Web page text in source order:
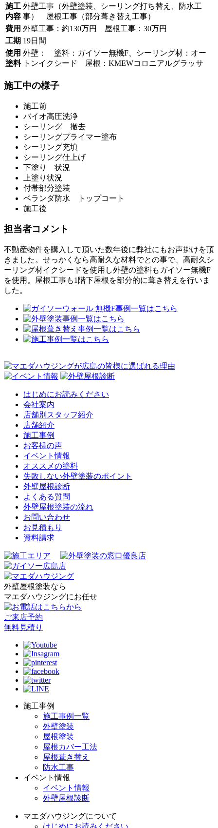
施工
内容
外壁工事（外壁塗装、シーリング打ち替え、防水工
事） 屋根工事（部分葺き替え工事）
費用 外壁工事：約130万円 屋根工事：30万円
工期 19日間
使用
塗料
外壁： 塗料：ガイソー無機F、シーリング材：オー
トンイクシード 屋根：KMEWコロニアルグラッサ
施工中の様子
施工前
バイオ高圧洗浄
シーリング 撤去
シーリングプライマー塗布
シーリング充填
シーリング仕上げ
下塗り 状況
上塗り状況
付帯部分塗装
ベランダ防水 トップコート
施工後
担当者コメント
不動産物件を購入して頂いた数年後に弊社にもお声掛けを頂
きました。せっかくなら高耐久な材料でとの事で、高耐久シ
ーリング材イクシードを使用し外壁の塗料もガイソー無機F
を使用。屋根工事も1階下屋根を部分的に葺き替えを行いま
した。
はじめにお読みください
会社案内
店舗別スタッフ紹介
店舗紹介
施工事例
お客様の声
イベント情報
オススメの塗料
失敗しない外壁塗装のポイント
外壁屋根診断
よくある質問
外壁屋根塗装の流れ
お問い合わせ
お見積もり
資料請求
外壁屋根塗装なら
マエダハウジングにお任せ
ご来店予約
無料見積り
施工事例
施工事例一覧
外壁塗装
屋根塗装
屋根カバー工法
屋根葺き替え
防水工事
イベント情報
イベント情報
外壁屋根診断
マエダハウジングについて
はじめにお読みください